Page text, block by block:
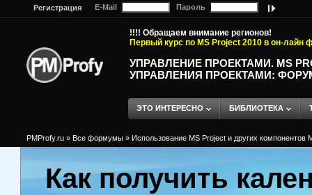
Регистрация E-Mail Пароль
!!!! Обращаем внимание регионов!
Первый курс по MS Project 2010 в он-лайн
УПРАВЛЕНИЕ ПРОЕКТАМИ. MS
УПРАВЛЕНИЯ ПРОЕКТАМИ:
ЭТО ИНТЕРЕСНО БИБЛИОТЕКА
PMProfy.ru » Все формумы » Использование MS Project и других компонентов
Как получить